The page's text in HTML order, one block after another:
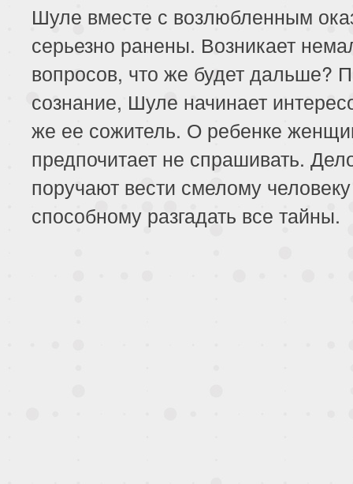
Шуле вместе с возлюбленным
серьезно ранены. Возникает
вопросов, что же будет дальше?
сознание, Шуле начинает
же ее сожитель. О ребенке
предпочитает не спрашивать.
поручают вести смелому
способному разгадать все тайны.